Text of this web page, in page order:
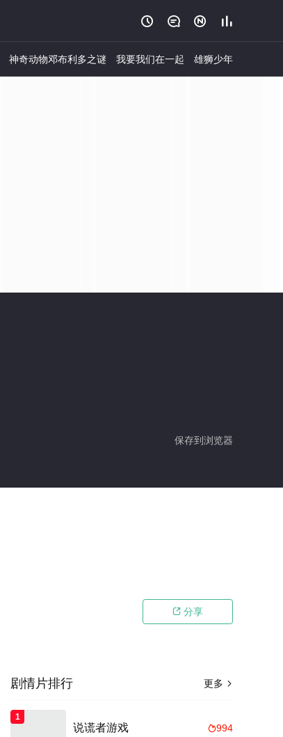
   
神奇动物邓布利多之谜 我要我们在一起 雄狮少年
保存到浏览器
 分享
更多 
剧情片排行
1
994
说谎者游戏